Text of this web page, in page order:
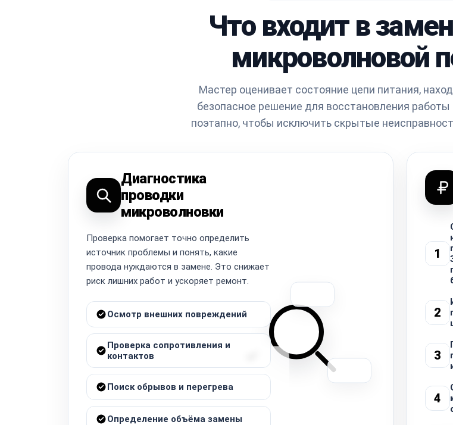
Что входит в
микроволновой
Мастер оценивает состояние цепи питания,
безопасное решение для восстановления
поэтапно, чтобы исключить скрытые
Диагностика
проводки
микроволновки
Проверка помогает точно определить
источник проблемы и понять, какие
провода нуждаются в замене. Это снижает
риск лишних работ и ускоряет ремонт.
Осмотр внешних повреждений
Проверка сопротивления и
контактов
Поиск обрывов и перегрева
Определение объёма замены
1
2
3
4